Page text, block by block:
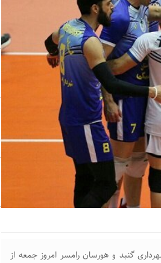
گنبد و هورسان رامسر امروز جمعه از